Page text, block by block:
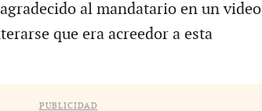
al mandatario en un video
que era acreedor a esta
PUBLICIDAD